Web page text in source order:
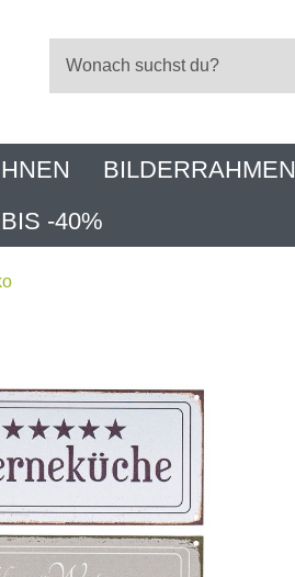
BILDERRAHMEN
-40%